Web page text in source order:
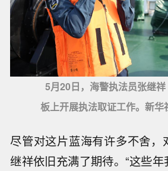
5月20日，海警执法员张继
板上开展执法取证工作。新华
尽管对这片蓝海有许多不舍，
继祥依旧充满了期待。“这些